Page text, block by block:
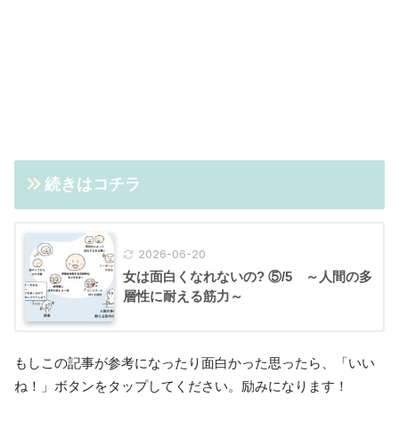
続きはコチラ
2026-06-20
女は面白くなれないの? ⑤/5 ～人間の多
層性に耐える筋力～
もしこの記事が参考になったり面白かった思ったら、「いい
ね！」ボタンをタップしてください。励みになります！